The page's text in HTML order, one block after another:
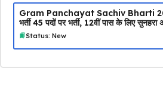
Gram Panchayat Sachiv Bharti
भर्ती 45 पदों पर भर्ती, 12वीं पास के लिए सुनहरा
Status: New